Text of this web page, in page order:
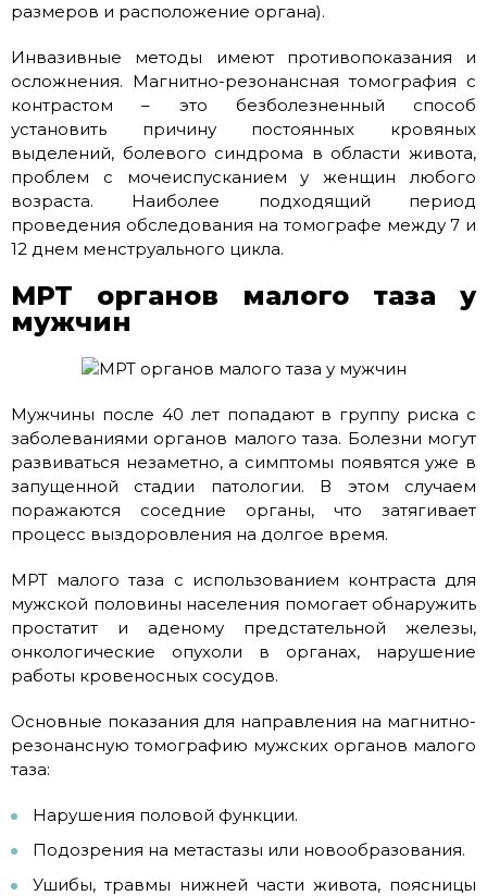
размеров и расположение органа).
Инвазивные методы имеют противопоказания и
осложнения. Магнитно-резонансная томография с
контрастом – это безболезненный способ
установить причину постоянных кровяных
выделений, болевого синдрома в области живота,
проблем с мочеиспусканием у женщин любого
возраста. Наиболее подходящий период
проведения обследования на томографе между 7 и
12 днем менструального цикла.
МРТ органов малого таза у
мужчин
Мужчины после 40 лет попадают в группу риска с
заболеваниями органов малого таза. Болезни могут
развиваться незаметно, а симптомы появятся уже в
запущенной стадии патологии. В этом случаем
поражаются соседние органы, что затягивает
процесс выздоровления на долгое время.
МРТ малого таза с использованием контраста для
мужской половины населения помогает обнаружить
простатит и аденому предстательной железы,
онкологические опухоли в органах, нарушение
работы кровеносных сосудов.
Основные показания для направления на магнитно-
резонансную томографию мужских органов малого
таза:
Нарушения половой функции.
Подозрения на метастазы или новообразования.
Ушибы, травмы нижней части живота, поясницы